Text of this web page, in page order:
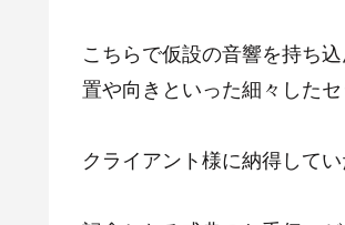
こちらで仮設の音響を持ち
置や向きといった細々したセ
クライアント様に納得して